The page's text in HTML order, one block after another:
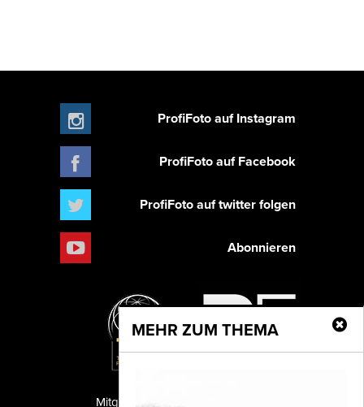
MEHR ZUM THEMA
ProfiFoto auf Instagram
ProfiFoto auf Facebook
ProfiFoto auf twitter folgen
Abonnieren
Mitglied der TIPA